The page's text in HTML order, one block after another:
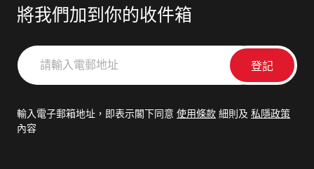
將我們加到你的收件箱
請
輸
郵
輸入電子郵箱地址，即表示閣下同意 使用條款 細則及 私隱政策
內容